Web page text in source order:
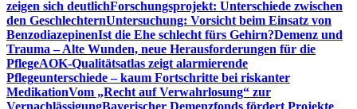
zeigen sich deutlichForschungsprojekt: Unterschiede zwischen
den GeschlechternUntersuchung: Vorsicht beim Einsatz von
BenzodiazepinenIst die Ehe schlecht fürs Gehirn?Demenz und
Trauma – Alte Wunden, neue Herausforderungen für die
PflegeAOK-Qualitätsatlas zeigt alarmierende
Pflegeunterschiede – kaum Fortschritte bei riskanter
MedikationVom „Recht auf Verwahrlosung“ zur
VernachlässigungBayerischer Demenzfonds fördert Projekte